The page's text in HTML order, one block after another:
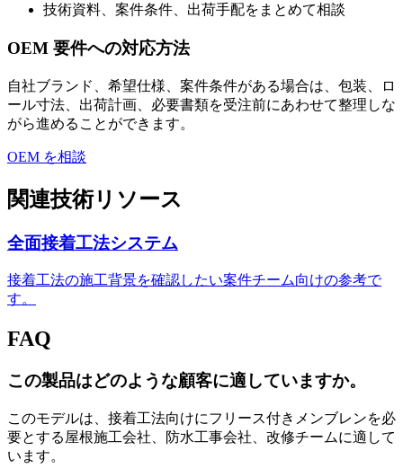
技術資料、案件条件、出荷手配をまとめて相談
OEM 要件への対応方法
自社ブランド、希望仕様、案件条件がある場合は、包装、ロ
ール寸法、出荷計画、必要書類を受注前にあわせて整理しな
がら進めることができます。
OEM を相談
関連技術リソース
全面接着工法システム
接着工法の施工背景を確認したい案件チーム向けの参考で
す。
FAQ
この製品はどのような顧客に適していますか。
このモデルは、接着工法向けにフリース付きメンブレンを必
要とする屋根施工会社、防水工事会社、改修チームに適して
います。